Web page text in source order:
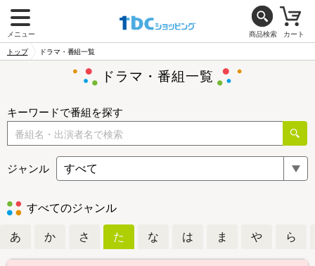
メニュー 商品検索 カート
トップ ドラマ・番組一覧
ドラマ・番組一覧
キーワードで番組を探す
ジャンル
すべてのジャンル
あ か さ た な は ま や ら